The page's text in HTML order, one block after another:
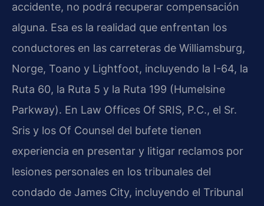
accidente, no podrá recuperar compensación
alguna. Esa es la realidad que enfrentan los
conductores en las carreteras de Williamsburg,
Norge, Toano y Lightfoot, incluyendo la I-64, la
Ruta 60, la Ruta 5 y la Ruta 199 (Humelsine
Parkway). En Law Offices Of SRIS, P.C., el Sr.
Sris y los Of Counsel del bufete tienen
experiencia en presentar y litigar reclamos por
lesiones personales en los tribunales del
condado de James City, incluyendo el Tribunal